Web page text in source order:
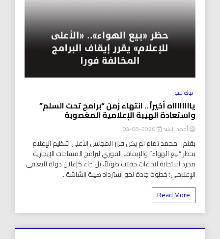
توك شو
يااااااااه أخيراً .. انتهاء زمن “برامج تحت السلم”
واستعادة الهيبة الإعلامية المغصوبة
أحمد السيد 2026-08-04
بقلم…محمد تمام لم يكن قرار المجلس الأعلى لتنظيم الإعلام
بحظر “بيع الهواء” والإيقاف الفوري لبرامج المساحات الإيجارية
مجرد استجابة لنداءات خفتت طويلاً، بل جاء كإعلان دولة للتعافي
الإعلامي؛ خطوة جادة نحو استرداد هيبة الشاشة...
Read More